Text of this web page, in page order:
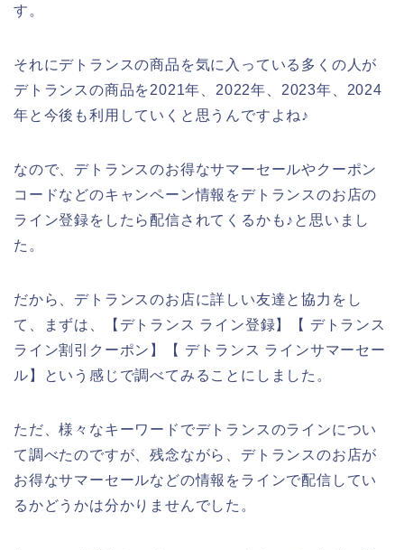
す。
それにデトランスの商品を気に入っている多くの人が
デトランスの商品を2021年、2022年、2023年、2024
年と今後も利用していくと思うんですよね♪
なので、デトランスのお得なサマーセールやクーポン
コードなどのキャンペーン情報をデトランスのお店の
ライン登録をしたら配信されてくるかも♪と思いまし
た。
だから、デトランスのお店に詳しい友達と協力をし
て、まずは、【デトランス ライン登録】【 デトランス
ライン割引クーポン】【 デトランス ラインサマーセー
ル】という感じで調べてみることにしました。
ただ、様々なキーワードでデトランスのラインについ
て調べたのですが、残念ながら、デトランスのお店が
お得なサマーセールなどの情報をラインで配信してい
るかどうかは分かりませんでした。